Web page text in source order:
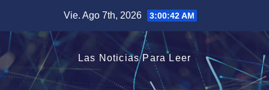
contenido
Vie. Ago 7th, 2026 3:00:43 AM
Las Noticias Para Leer